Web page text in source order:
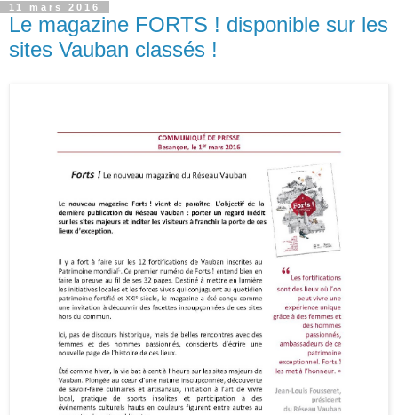
11 mars 2016
Le magazine FORTS ! disponible sur les
sites Vauban classés !